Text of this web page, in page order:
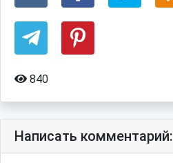
840
Написать комментарий: